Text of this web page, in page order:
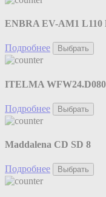
ENBRA EV-AM1 L110
Подробнее Выбрать
ITELMA WFW24.D080
Подробнее Выбрать
Maddalena CD SD 8
Подробнее Выбрать